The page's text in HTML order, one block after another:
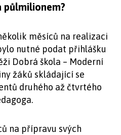
půlmilionem?
měsíců na realizaci
nutné podat přihlášku
Dobrá škola – Moderní
žáků skládající se
druhého až čtvrtého
na přípravu svých